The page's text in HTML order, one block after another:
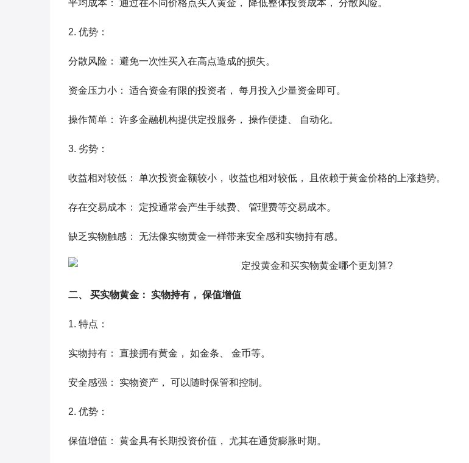
平均成本： 通过在不同价格点买入黄金， 降低整体投资成本， 分散风险。
2. 优势：
分散风险： 避免一次性买入在高点造成的损失。
资金压力小： 适合资金有限的投资者， 每月投入少量资金即可。
操作简单： 许多金融机构提供定投服务， 操作便捷、 自动化。
3. 劣势：
收益相对较低： 单次投资金额较小， 收益也相对较低， 且依赖于黄金价格的上涨趋势。
存在交易成本： 定投通常会产生手续费、 管理费等交易成本。
缺乏实物触感： 无法像实物黄金一样带来安全感和实物持有感。
二、 买实物黄金： 实物持有， 保值增值
1. 特点：
实物持有： 直接拥有黄金， 如金条、 金币等。
安全感强： 实物资产， 可以随时保管和控制。
2. 优势：
保值增值： 黄金具有长期投资价值， 尤其在通货膨胀时期。